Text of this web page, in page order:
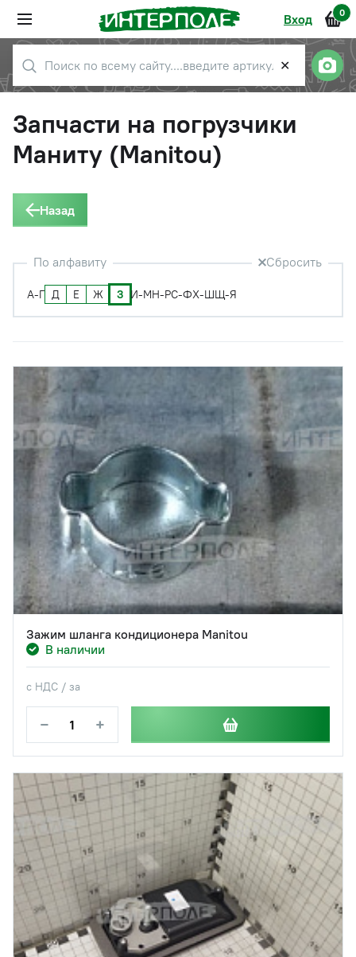
Вход 0
✕
Запчасти на погрузчики
Маниту (Manitou)
Назад
По алфавиту Сбросить
А-Г Д Е Ж З И-МН-РС-ФХ-ШЩ-Я
Зажим шланга кондиционера Manitou
В наличии
с НДС / за
− +